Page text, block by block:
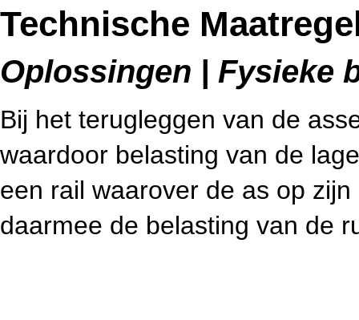
Technische
Oplossingen | Fysieke
Bij het terugleggen van de
waardoor belasting van de
een rail waarover de as op
daarmee de belasting van de